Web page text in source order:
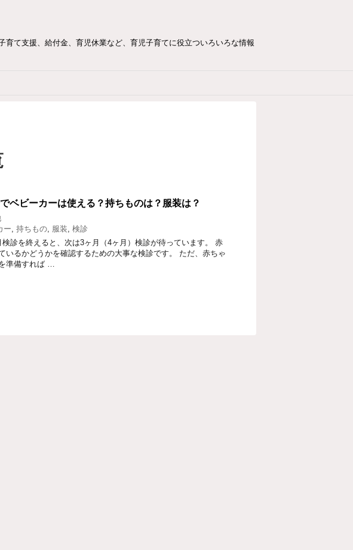
て支援、給付金、育児休業など、育児子育てに役立ついろいろな情報
ベビーカーは使える？持ちものは？服装は？
ー, 持ちもの, 服装, 検診
診を終えると、次は3ヶ月（4ヶ月）検診が待っています。 赤
いるかどうかを確認するための大事な検診です。 ただ、赤ちゃ
準備すれば …